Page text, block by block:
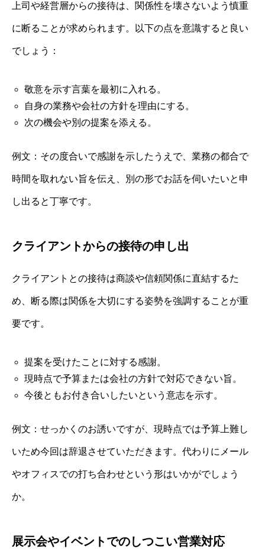
上司や経営層からの接待は、関係性を壊さないよう慎重
に断ることが求められます。以下の点を意識すると良い
でしょう：
敬意を示す言葉を最初に入れる。
自身の業務や会社の方針を理由にする。
次の機会や別の提案を添える。
例文：その度合いで感謝を示したうえで、業務の都合で
時間を取れない旨を伝え、別の形でお話を伺いたいと申
し出ると丁寧です。
クライアントからの接待の申し出
クライアントとの接待は商談や信頼関係に直結するた
め、断る際は関係を大切にする姿勢を強調することが重
要です。
提案を受けたことに対する感謝。
現時点で予算または会社の方針で対応できない旨。
今後ともお付き合いしたいという意志を示す。
例文：せっかくのお誘いですが、現時点では予算上難し
いため今回は辞退させていただきます。代わりにメール
やオフィスでの打ち合わせという形はいかがでしょう
か。
展示会やイベントでのしつこい営業対応